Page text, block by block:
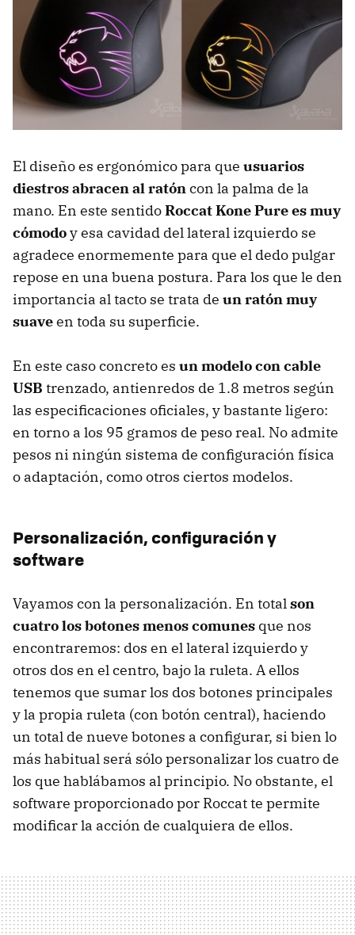
El diseño es ergonómico para que usuarios
diestros abracen al ratóncon la palma de la
mano. En este sentidoRoccat Kone Pure es muy
cómodoy esa cavidad del lateral izquierdo se
agradece enormemente para que el dedo pulgar
repose en una buena postura. Para los que le den
importancia al tacto se trata de un ratón muy
suaveen toda su superficie.
En este caso concreto es un modelo con cable
USB trenzado, antienredos de 1.8 metros según
las especificaciones oficiales, y bastante ligero:
en torno a los 95 gramos de peso real. No admite
pesos ni ningún sistema de configuración física
o adaptación, como otros ciertos modelos.
Personalización, configuración y
software
Vayamos con la personalización. En totalson
cuatro los botones menos comunes que nos
encontraremos: dos en el lateral izquierdo y
otros dos en el centro, bajo la ruleta. A ellos
tenemos que sumar los dos botones principales
y la propia ruleta (con botón central), haciendo
un total de nueve botones a configurar, si bien lo
más habitual será sólo personalizar los cuatro de
los que hablábamos al principio. No obstante, el
software proporcionado por Roccat te permite
modificar la acción de cualquiera de ellos.